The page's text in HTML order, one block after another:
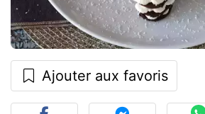
Ajouter aux favoris